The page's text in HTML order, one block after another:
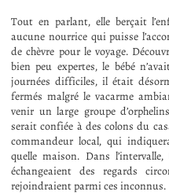
Tout en parlant, elle berçait
aucune nourrice qui puisse
de chèvre pour le voyage.
bien peu expertes, le bébé
journées difficiles, il était
fermés malgré le vacarme
venir un large groupe
serait confiée à des colons du
commandeur local, qui
quelle maison. Dans
échangeaient des regards
rejoindraient parmi ces inconnus.